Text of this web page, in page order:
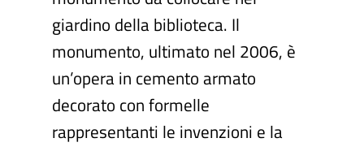
giardino della biblioteca. Il
monumento, ultimato nel 2006, è
un’opera in cemento armato
decorato con formelle
rappresentanti le invenzioni e la